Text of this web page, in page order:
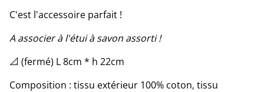
C'est l'accessoire parfait !
A associer à l'étui à savon assorti !
📐 (fermé) L 8cm * h 22cm
Composition : tissu extérieur 100% coton, tissu